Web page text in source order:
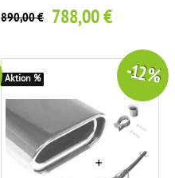
890,00 € 788,00 €
-12 %
Aktion %